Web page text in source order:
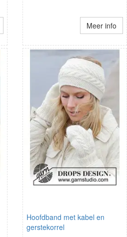
Meer info
Hoofdband met kabel en
gerstekorrel